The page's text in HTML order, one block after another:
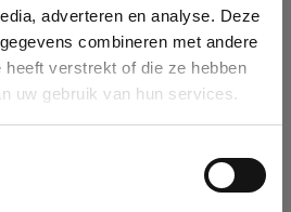
adverteren en analyse. Deze
combineren met andere
heeft verstrekt of die ze hebben
uw gebruik van hun services.
details
our database by name, VAT or
is selected it will auto-complete the
in our database, you can create